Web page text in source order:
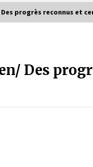
progrès reconnus et
Des